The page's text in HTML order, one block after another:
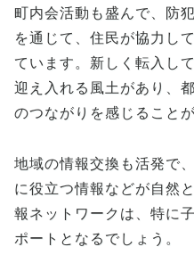
町内会活動も盛んで、防
を通じて、住民が協力し
ています。新しく転入し
迎え入れる風土があり、
のつながりを感じること
地域の情報交換も活発で
に役立つ情報などが自然
報ネットワークは、特に
ポートとなるでしょう。